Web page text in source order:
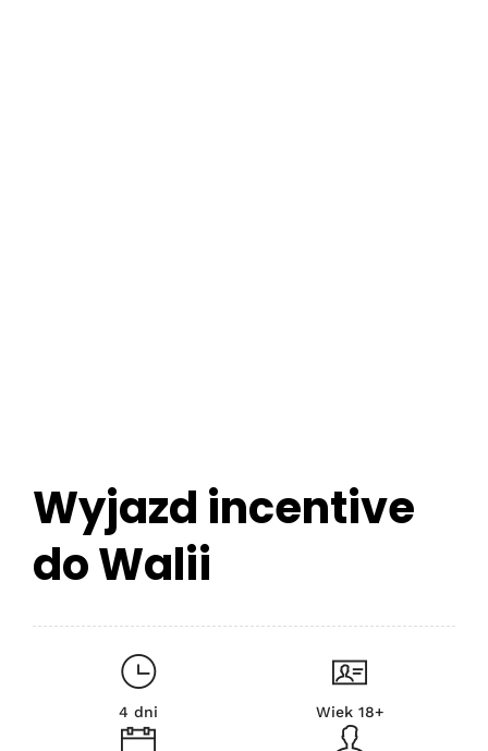
Wyjazd incentive
do Walii
4 dni Wiek 18+